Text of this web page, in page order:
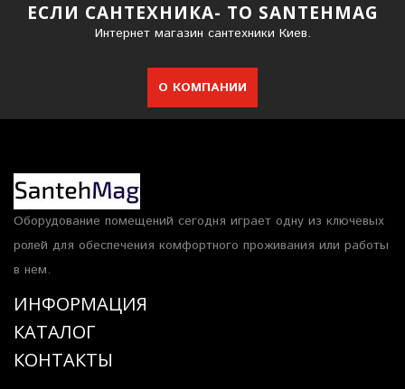
ЕСЛИ САНТЕХНИКА- ТО SANTEHMAG
Интернет магазин сантехники Киев.
О КОМПАНИИ
Оборудование помещений сегодня играет одну из ключевых
ролей для обеспечения комфортного проживания или работы
в нем.
ИНФОРМАЦИЯ
КАТАЛОГ
КОНТАКТЫ